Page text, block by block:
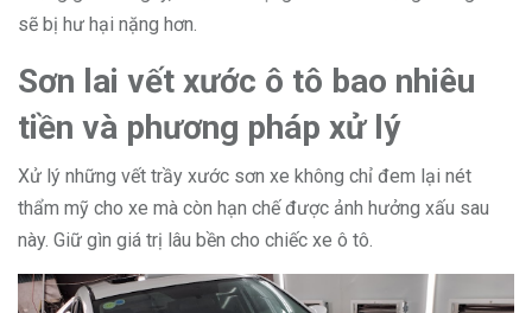
sẽ bị hư hại nặng hơn.
Sơn lai vết xước ô tô bao nhiêu
tiền và phương pháp xử lý
Xử lý những vết trầy xước sơn xe không chỉ đem lại nét
thẩm mỹ cho xe mà còn hạn chế được ảnh hưởng xấu sau
này. Giữ gìn giá trị lâu bền cho chiếc xe ô tô.